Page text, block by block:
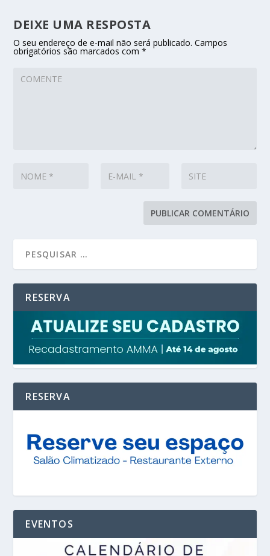
DEIXE UMA RESPOSTA
O seu endereço de e-mail não será publicado. Campos
obrigatórios são marcados com*
RESERVA
RESERVA
EVENTOS